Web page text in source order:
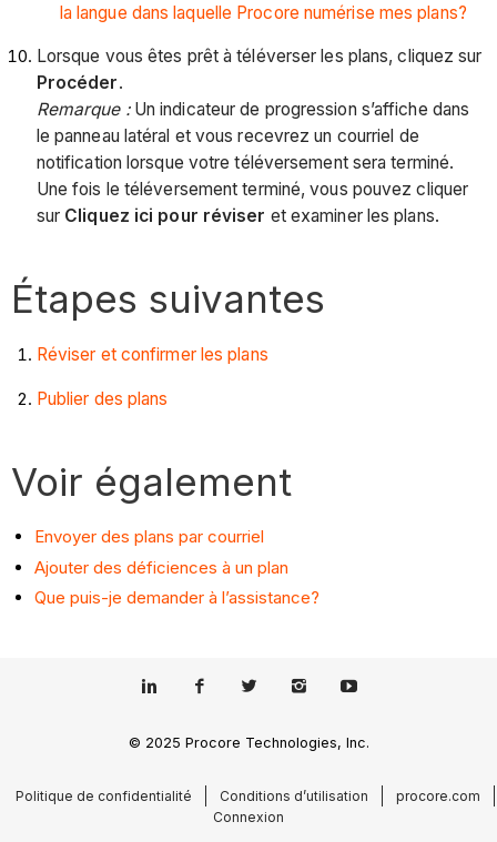
la langue dans laquelle Procore numérise mes plans?
Lorsque vous êtes prêt à téléverser les plans, cliquez sur
Procéder.
Remarque :Un indicateur de progression s’affiche dans
le panneau latéral et vous recevrez un courriel de
notification lorsque votre téléversement sera terminé.
Une fois le téléversement terminé, vous pouvez cliquer
sur Cliquez ici pour réviser et examiner les plans.
Étapes suivantes
Réviser et confirmer les plans
Publier des plans
Voir également
Envoyer des plans par courriel
Ajouter des déficiences à un plan
Que puis-je demander à l’assistance?
© 2025 Procore Technologies, Inc.
Politique de confidentialité Conditions d’utilisation
procore.com
Connexion